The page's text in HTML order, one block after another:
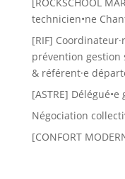
technicien•ne
[RIF]
prévention gestion
& référent·e
[ASTRE] Délégué•e
Négociation
[CONFORT